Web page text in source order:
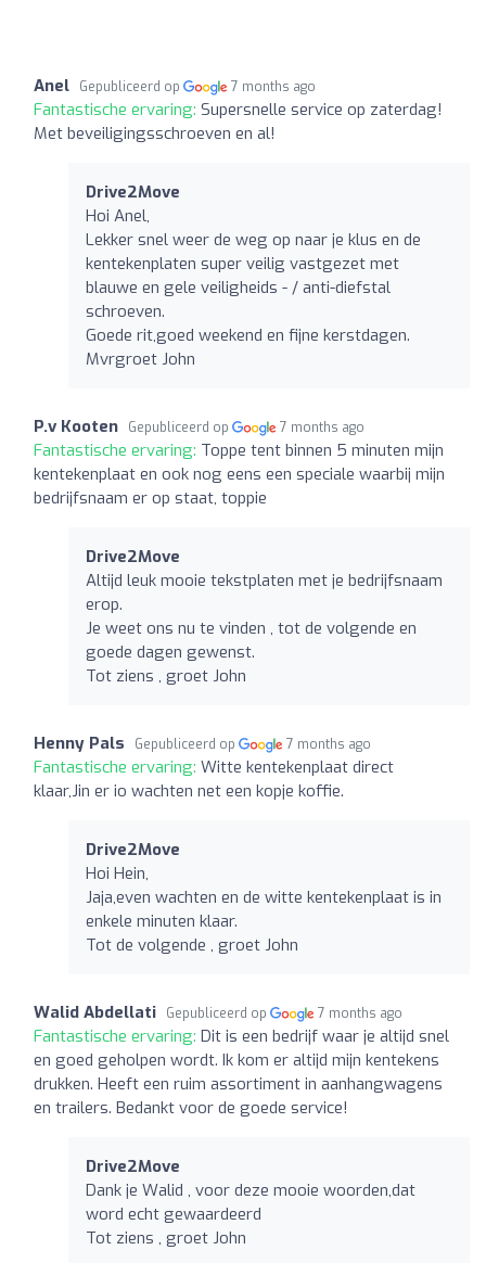
Anel Gepubliceerd op 7 months ago
Fantastische ervaring: Supersnelle service op zaterdag!
Met beveiligingsschroeven en al!
Drive2Move
Hoi Anel,
Lekker snel weer de weg op naar je klus en de
kentekenplaten super veilig vastgezet met
blauwe en gele veiligheids - / anti-diefstal
schroeven.
Goede rit,goed weekend en fijne kerstdagen.
Mvrgroet John
P.v Kooten Gepubliceerd op 7 months ago
Fantastische ervaring: Toppe tent binnen 5 minuten mijn
kentekenplaat en ook nog eens een speciale waarbij mijn
bedrijfsnaam er op staat, toppie
Drive2Move
Altijd leuk mooie tekstplaten met je bedrijfsnaam
erop.
Je weet ons nu te vinden , tot de volgende en
goede dagen gewenst.
Tot ziens , groet John
Henny Pals Gepubliceerd op 7 months ago
Fantastische ervaring: Witte kentekenplaat direct
klaar,Jin er io wachten net een kopje koffie.
Drive2Move
Hoi Hein,
Jaja,even wachten en de witte kentekenplaat is in
enkele minuten klaar.
Tot de volgende , groet John
Walid Abdellati Gepubliceerd op 7 months ago
Fantastische ervaring: Dit is een bedrijf waar je altijd snel
en goed geholpen wordt. Ik kom er altijd mijn kentekens
drukken. Heeft een ruim assortiment in aanhangwagens
en trailers. Bedankt voor de goede service!
Drive2Move
Dank je Walid , voor deze mooie woorden,dat
word echt gewaardeerd
Tot ziens , groet John